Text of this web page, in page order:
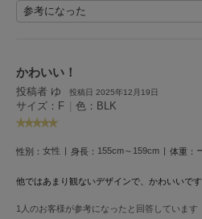
ラート
le
ル
le coq sportif
ルコックスポルティフ
レスポートサック
参考になった
かわいい！
投稿者 ゆ 投稿日 2025年12月19日
サイズ：F 色：BLK
性別： 女性 身長： 155cm～159cm 体重：
他ではあまり観ないデザインで、かわいいです
1人のお客様が参考になったと回答しています